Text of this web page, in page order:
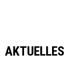
AKTUELLES